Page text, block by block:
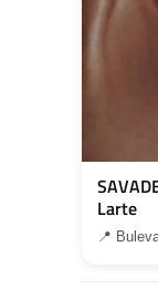
Larte
📍